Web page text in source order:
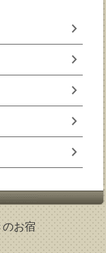
chevron_right
chevron_right
chevron_right
chevron_right
chevron_right
お宿